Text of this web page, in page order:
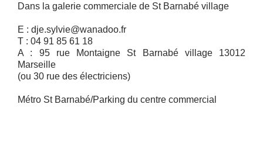
Dans la galerie commerciale de St Barnabé village
E : dje.sylvie@wanadoo.fr
T : 04 91 85 61 18
A : 95 rue Montaigne St Barnabé village 13012
Marseille
(ou 30 rue des électriciens)
Métro St Barnabé/Parking du centre commercial